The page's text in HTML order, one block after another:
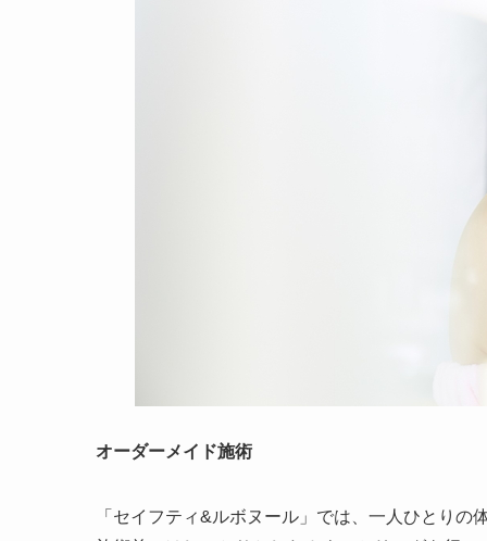
オーダーメイド施術
「セイフティ&ルボヌール」では、一人ひとり